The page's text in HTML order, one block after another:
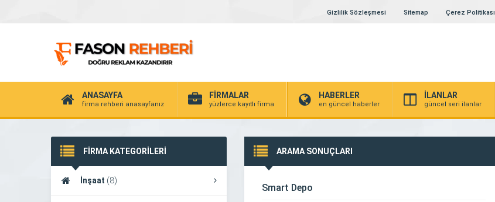
Gizlilik Sözleşmesi Sitemap Çerez Politikası
ANASAYFA
firma rehberi anasayfanız
FİRMALAR
yüzlerce kayıtlı firma
HABERLER
en güncel haberler
İLANLAR
güncel seri ilanlar
FİRMA KATEGORİLERİ
İnşaat (8)
ARAMA SONUÇLARI
Smart Depo